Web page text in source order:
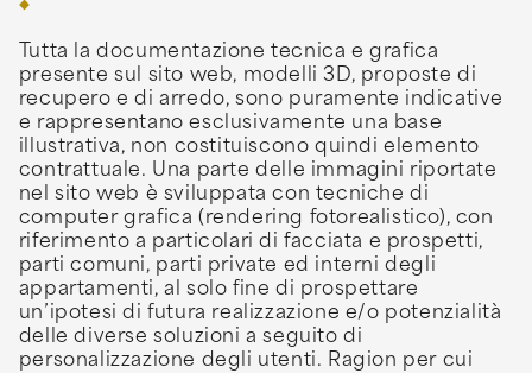
Tutta la documentazione tecnica e grafica
presente sul sito web, modelli 3D, proposte di
recupero e di arredo, sono puramente indicative
e rappresentano esclusivamente una base
illustrativa, non costituiscono quindi elemento
contrattuale. Una parte delle immagini riportate
nel sito web è sviluppata con tecniche di
computer grafica (rendering fotorealistico), con
riferimento a particolari di facciata e prospetti,
parti comuni, parti private ed interni degli
appartamenti, al solo fine di prospettare
un’ipotesi di futura realizzazione e/o potenzialità
delle diverse soluzioni a seguito di
personalizzazione degli utenti. Ragion per cui